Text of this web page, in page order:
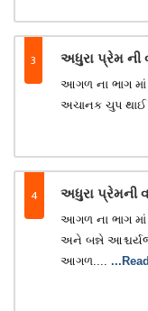
3 અધુરા પ્રેમ ની
આગળ ના ભાગ માં
અચાનક ચુપ થાઈ
4 અધુરા પ્રેમની
આગળ ના ભાગ
અને બન્ને
આગળ....